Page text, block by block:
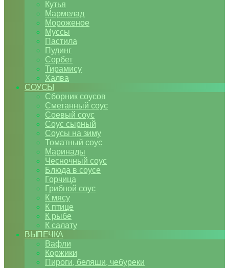
Кутья
Мармелад
Мороженое
Муссы
Пастила
Пудинг
Сорбет
Тирамису
Халва
СОУСЫ
Сборник соусов
Сметанный соус
Соевый соус
Соус сырный
Соусы на зиму
Томатный соус
Маринады
Чесночный соус
Блюда в соусе
Горчица
Грибной соус
К мясу
К птице
К рыбе
К салату
ВЫПЕЧКА
Вафли
Коржики
Пироги, беляши, чебуреки